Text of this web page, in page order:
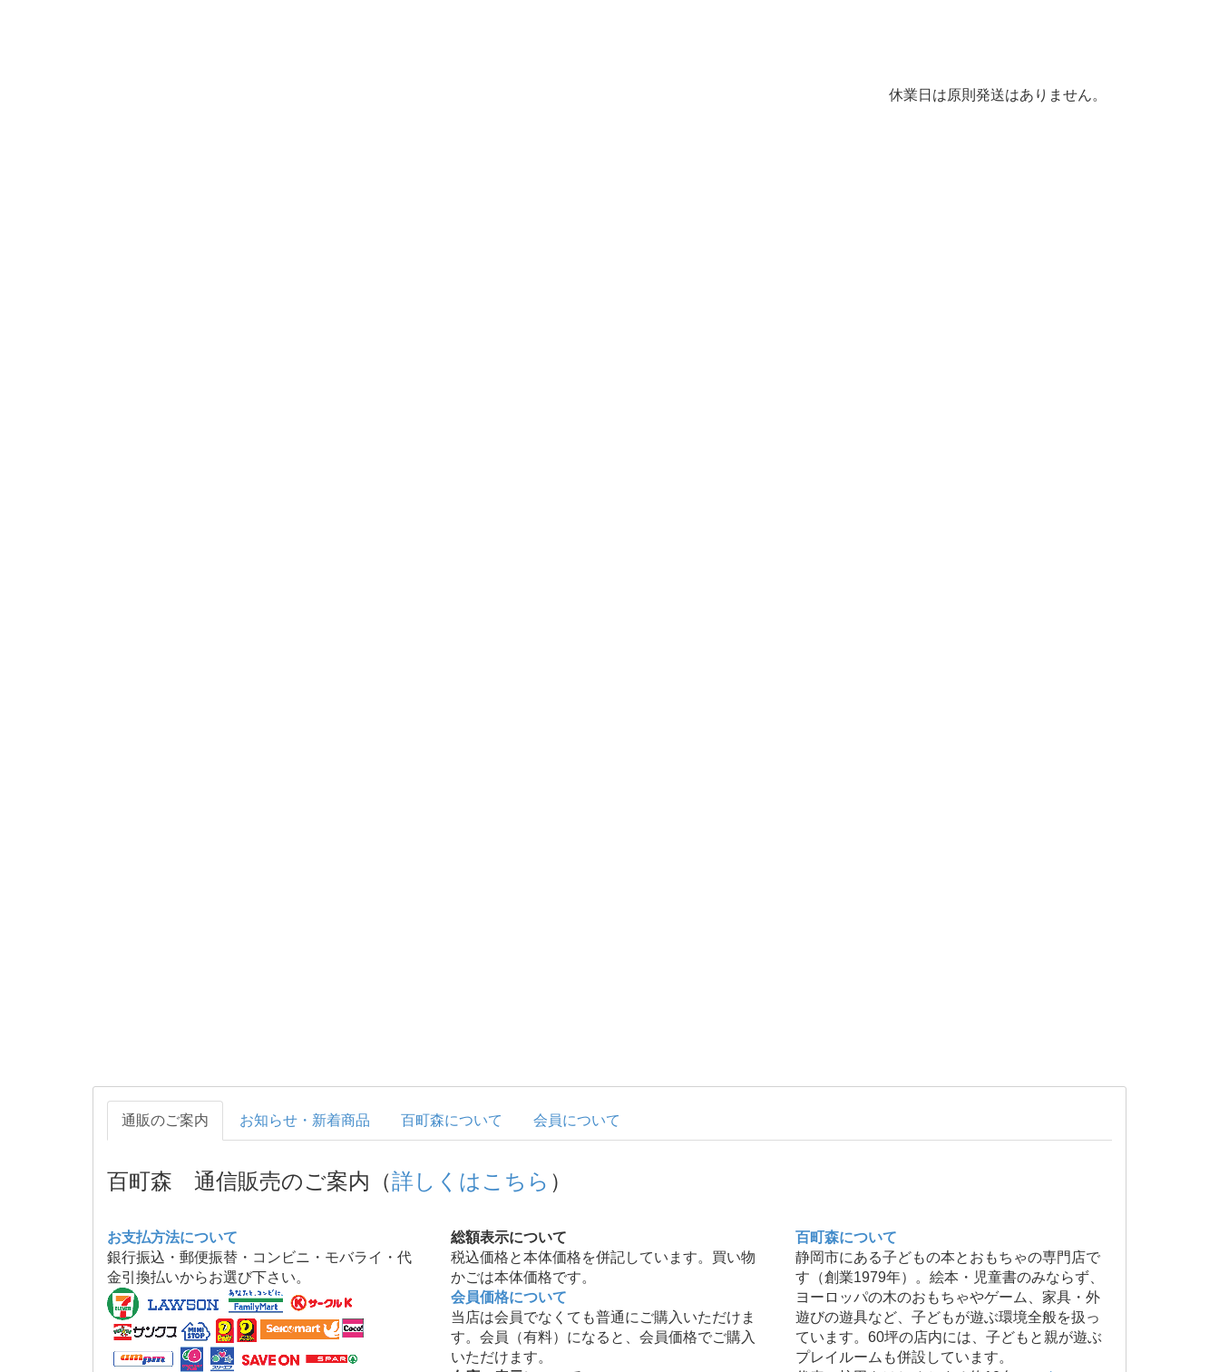
休業日は原則発送はありません。
通販のご案内 お知らせ・新着商品 百町森について 会員について
百町森 通信販売のご案内（詳しくはこちら ）
お支払方法について
銀行振込・郵便振替・コンビニ・モバライ・代
金引換払いからお選び下さい。
総額表示について
税込価格と本体価格を併記しています。買い物
かごは本体価格です。
会員価格について
当店は会員でなくても普通にご購入いただけま
す。会員（有料）になると、会員価格でご購入
いただけます。
百町森について
静岡市にある子どもの本とおもちゃの専門店で
す（創業1979年）。絵本・児童書のみならず、
ヨーロッパの木のおもちゃやゲーム、家具・外
遊びの遊具など、子どもが遊ぶ環境全般を扱っ
ています。60坪の店内には、子どもと親が遊ぶ
プレイルームも併設しています。